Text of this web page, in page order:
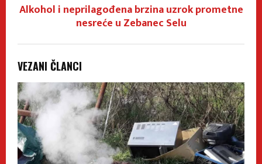
Alkohol i neprilagođena brzina uzrok prometne
nesreće u Zebanec Selu
VEZANI ČLANCI